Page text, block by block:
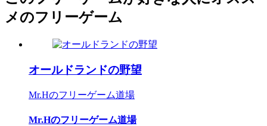
メのフリーゲーム
オールドランドの野望
Mr.Hのフリーゲーム道場
Mr.Hのフリーゲーム道場